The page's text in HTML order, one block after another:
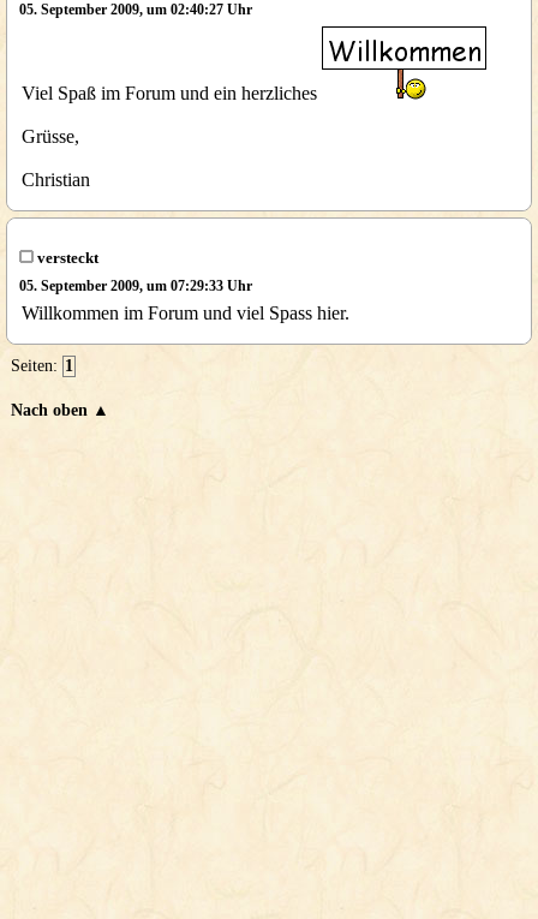
05. September 2009, um 02:40:27 Uhr
Viel Spaß im Forum und ein herzliches
Grüsse,
Christian
versteckt
05. September 2009, um 07:29:33 Uhr
Willkommen im Forum und viel Spass hier.
Seiten: 1
Nach oben ▲